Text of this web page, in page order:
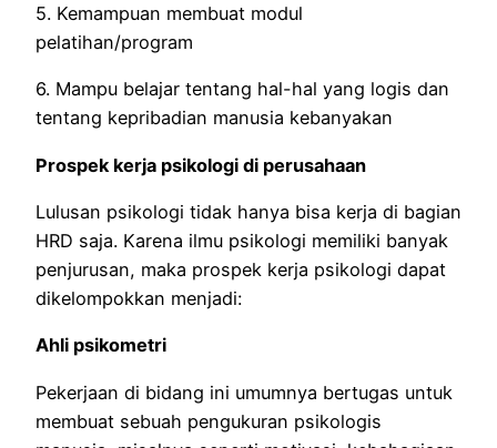
5. Kemampuan membuat modul
pelatihan/program
6. Mampu belajar tentang hal-hal yang logis dan
tentang kepribadian manusia kebanyakan
Prospek kerja psikologi di perusahaan
Lulusan psikologi tidak hanya bisa kerja di bagian
HRD saja. Karena ilmu psikologi memiliki banyak
penjurusan, maka prospek kerja psikologi dapat
dikelompokkan menjadi:
Ahli psikometri
Pekerjaan di bidang ini umumnya bertugas untuk
membuat sebuah pengukuran psikologis